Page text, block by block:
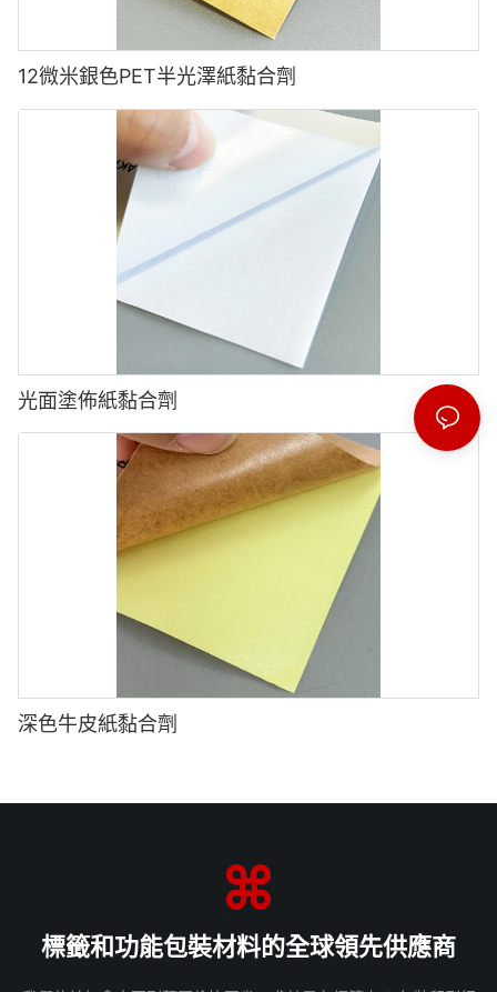
12微米銀色PET半光澤紙黏合劑
光面塗佈紙黏合劑
深色牛皮紙黏合劑
標籤和功能包裝材料的全球領先供應商